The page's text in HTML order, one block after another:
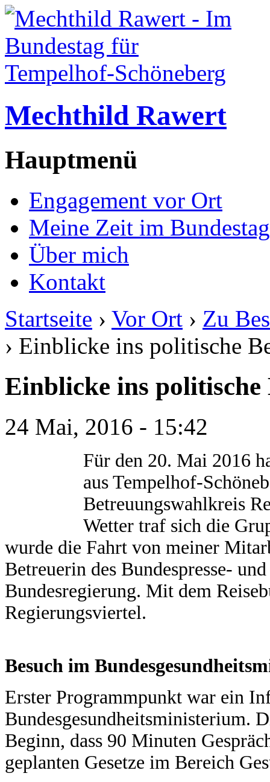
Mechthild Rawert
Hauptmenü
Engagement vor Ort
Meine Zeit im Bundestag
Über mich
Kontakt
Startseite › Vor Ort › Zu
› Einblicke ins politische
Einblicke ins
24 Mai, 2016 - 15:42
Für den 20. Mai 2016
aus Tempelhof-
Betreuungswahlkreis
Wetter traf sich die
wurde die Fahrt von meiner
Betreuerin des Bundespresse-
Bundesregierung. Mit dem
Regierungsviertel.
Besuch im
Erster Programmpunkt war ein
Bundesgesundheitsministerium.
Beginn, dass 90 Minuten
geplanten Gesetze im Bereich